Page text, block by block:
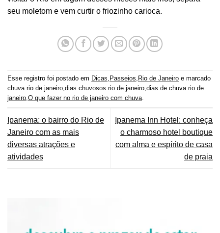
seu moletom e vem curtir o friozinho carioca.
Esse registro foi postado em Dicas, Passeios, Rio de Janeiro e marcado
chuva rio de janeiro,dias chuvosos rio de janeiro,dias de chuva rio de
janeiro,O que fazer no rio de janeiro com chuva.
Ipanema: o bairro do Rio de
Janeiro com as mais
diversas atrações e
atividades
Ipanema Inn Hotel: conheça
o charmoso hotel boutique
com alma e espírito de casa
de praia